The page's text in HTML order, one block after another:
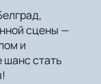
сцены —
и
стать